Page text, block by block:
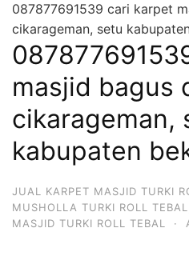
087877691539 cari karpet
cikarageman, setu
masjid bagus
cikarageman,
kabupaten
JUAL KARPET MASJID TURKI
MUSHOLLA TURKI ROLL TEBAL
MASJID TURKI ROLL TEBAL
·